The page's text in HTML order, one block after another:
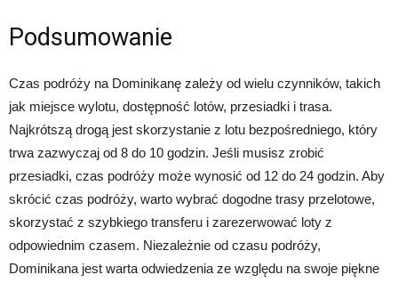
Podsumowanie
Czas podróży na Dominikanę zależy od wielu czynników, takich
jak miejsce wylotu, dostępność lotów, przesiadki i trasa.
Najkrótszą drogą jest skorzystanie z lotu bezpośredniego, który
trwa zazwyczaj od 8 do 10 godzin. Jeśli musisz zrobić
przesiadki, czas podróży może wynosić od 12 do 24 godzin. Aby
skrócić czas podróży, warto wybrać dogodne trasy przelotowe,
skorzystać z szybkiego transferu i zarezerwować loty z
odpowiednim czasem. Niezależnie od czasu podróży,
Dominikana jest warta odwiedzenia ze względu na swoje piękne